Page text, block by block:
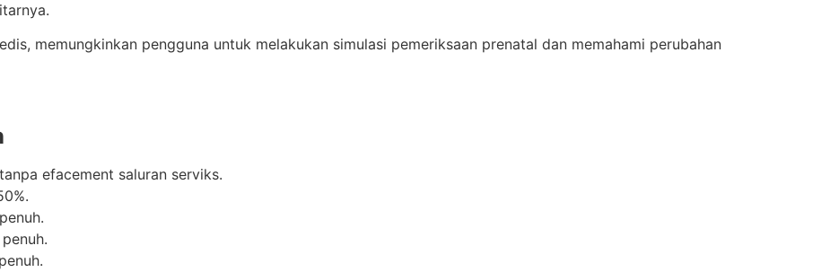
memungkinkan pengguna untuk melakukan simulasi pemeriksaan prenatal dan memahami perubahan
efacement saluran serviks.